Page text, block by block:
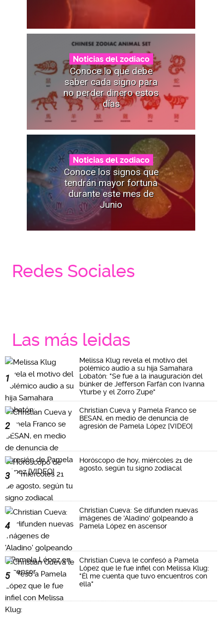
Noticias del zodiaco
Conoce lo que debe
saber cada signo para
no perder dinero estos
días
Noticias del zodiaco
Conoce los signos que
tendrán mayor fortuna
durante este mes de
Junio
Redes Sociales
Las más leidas
1
Melissa Klug revela el motivo del
polémico audio a su hija Samahara
Lobatón: "Se fue a la inauguración del
búnker de Jefferson Farfán con Ivanna
Yturbe y el Zorro Zupe"
2
Christian Cueva y Pamela Franco se
BESAN, en medio de denuncia de
agresión de Pamela López [VIDEO]
3
Horóscopo de hoy, miércoles 21 de
agosto, según tu signo zodiacal
4
Christian Cueva: Se difunden nuevas
imágenes de 'Aladino' golpeando a
Pamela López en ascensor
5
Christian Cueva le confesó a Pamela
López que le fue infiel con Melissa Klug:
"Él me cuenta que tuvo encuentros con
ella"